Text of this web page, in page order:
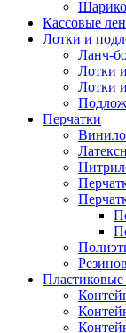
Кассовые
Лотки и
Ланч-
Лотки
Лотки
Перчатки